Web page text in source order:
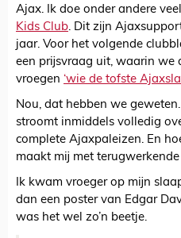
Ajax. Ik doe onder andere
Kids Club. Dit zijn
jaar. Voor het volgende
een prijsvraag uit, waarin we
vroegen ‘wie de tofste
Nou, dat hebben we
stroomt inmiddels volledig
complete Ajaxpaleizen. En
maakt mij met
Ik kwam vroeger op mijn
dan een poster van Edgar
was het wel zo’n beetje.